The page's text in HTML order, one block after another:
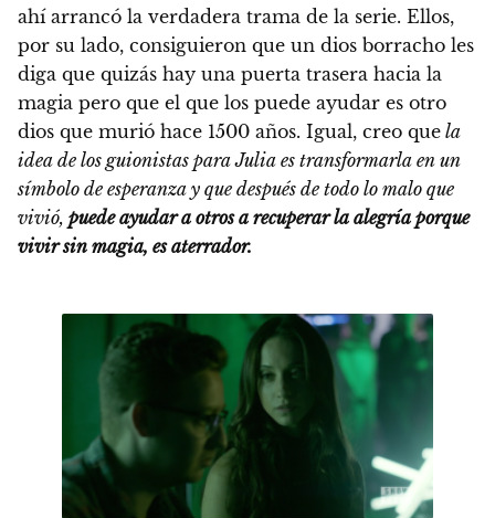
ahí arrancó la verdadera trama de la serie. Ellos,
por su lado, consiguieron que un dios borracho les
diga que quizás hay una puerta trasera hacia la
magia pero que el que los puede ayudar es otro
dios que murió hace 1500 años. Igual, creo que la
idea de los guionistas para Julia es transformarla en un
símbolo de esperanza y que después de todo lo malo que
vivió, puede ayudar a otros a recuperar la alegría porque
vivir sin magia, es aterrador.